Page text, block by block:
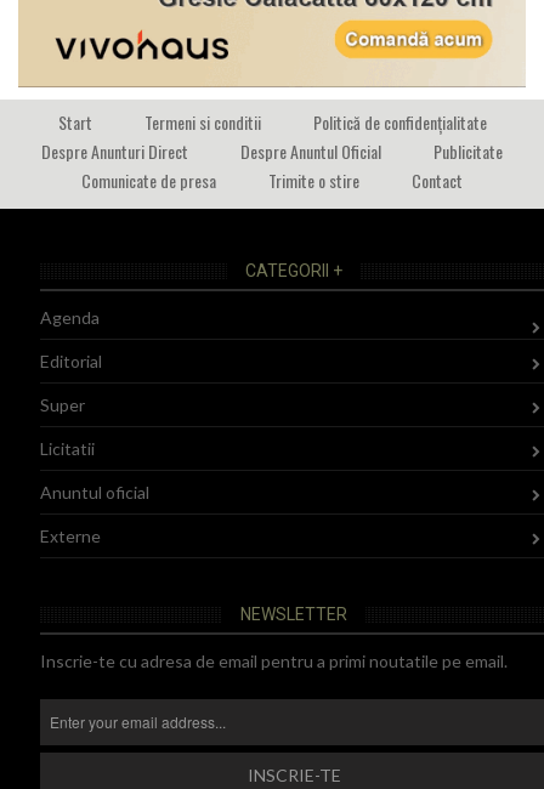
Start Termeni si conditii
Politică de confidențialitate
Despre Anunturi Direct
Despre Anuntul Oficial
Publicitate
Comunicate de presa
Trimite o stire Contact
CATEGORII +
Agenda
Editorial
Super
Licitatii
Anuntul oficial
Externe
NEWSLETTER
Inscrie-te cu adresa de email pentru a primi noutatile pe email.